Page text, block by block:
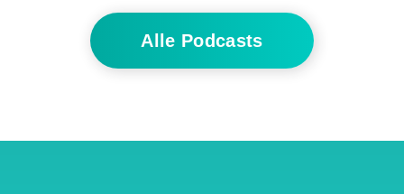
Alle Podcasts